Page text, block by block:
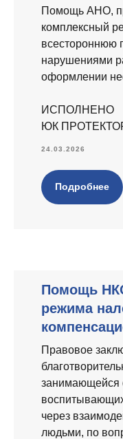
Помощь АНО,
комплексный
всестороннюю
нарушениями
оформлении
ИСПОЛНЕНО
ЮК
24.03.2026
Подробнее
Помощь
режима
Правовое
занимающейся
через
людьми, по